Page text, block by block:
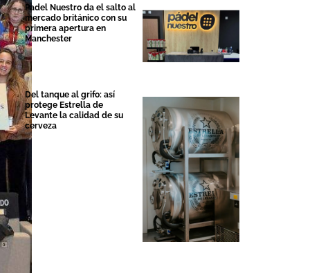
Padel Nuestro da el salto al
mercado británico con su
primera apertura en
Manchester
Del tanque al grifo: así
protege Estrella de
Levante la calidad de su
cerveza